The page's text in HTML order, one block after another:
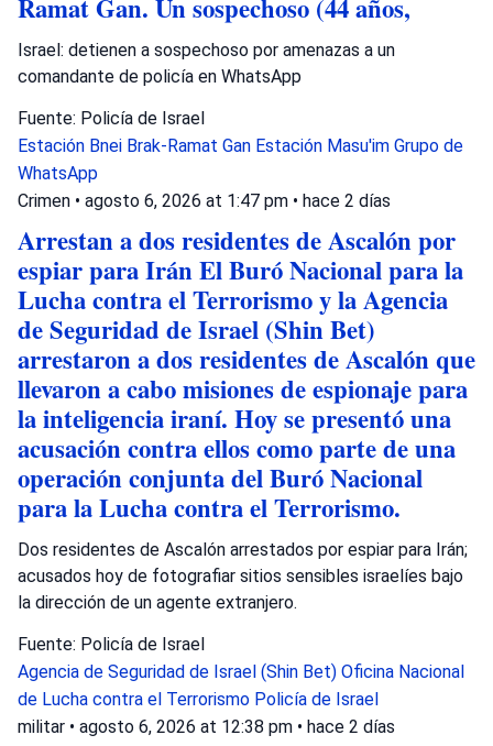
Ramat Gan. Un sospechoso (44 años,
Israel: detienen a sospechoso por amenazas a un
comandante de policía en WhatsApp
Fuente: Policía de Israel
Estación Bnei Brak-Ramat Gan Estación Masu'im Grupo de
WhatsApp
Crimen • agosto 6, 2026 at 1:47 pm • hace 2 días
Arrestan a dos residentes de Ascalón por
espiar para Irán El Buró Nacional para la
Lucha contra el Terrorismo y la Agencia
de Seguridad de Israel (Shin Bet)
arrestaron a dos residentes de Ascalón que
llevaron a cabo misiones de espionaje para
la inteligencia iraní. Hoy se presentó una
acusación contra ellos como parte de una
operación conjunta del Buró Nacional
para la Lucha contra el Terrorismo.
Dos residentes de Ascalón arrestados por espiar para Irán;
acusados hoy de fotografiar sitios sensibles israelíes bajo
la dirección de un agente extranjero.
Fuente: Policía de Israel
Agencia de Seguridad de Israel (Shin Bet) Oficina Nacional
de Lucha contra el Terrorismo Policía de Israel
militar • agosto 6, 2026 at 12:38 pm • hace 2 días